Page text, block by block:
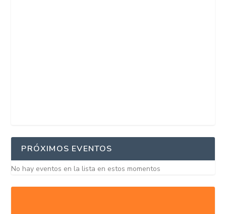
PRÓXIMOS EVENTOS
No hay eventos en la lista en estos momentos